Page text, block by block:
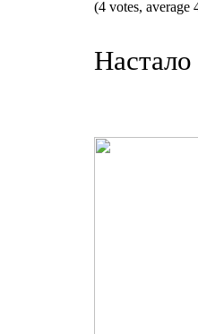
(4 votes, average